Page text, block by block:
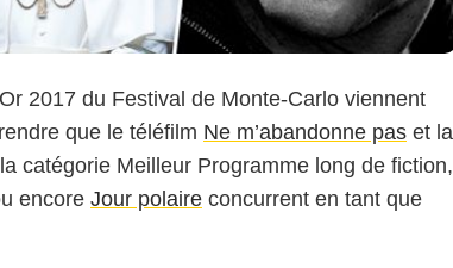
2017 du Festival de Monte-Carlo viennent
que le téléfilm Ne m’abandonne pas et la
catégorie Meilleur Programme long de fiction,
encore Jour polaire concurrent en tant que